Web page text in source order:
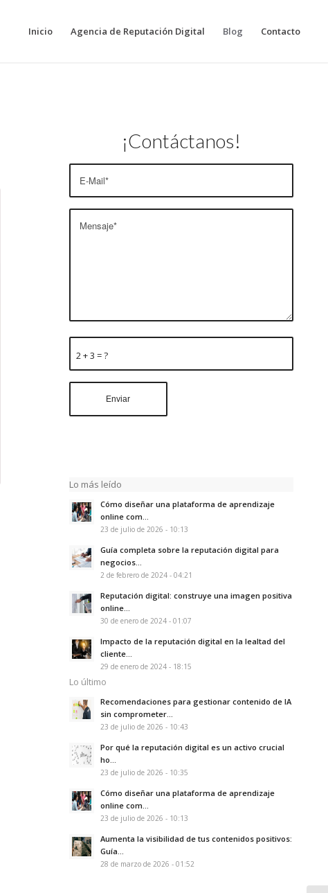
Inicio Agencia de Reputación Digital Blog Contacto
¡Contáctanos!
2 + 3 = ?
Lo más leído
Cómo diseñar una plataforma de aprendizaje
online com...
23 de julio de 2026 - 10:13
Guía completa sobre la reputación digital para
negocios...
2 de febrero de 2024 - 04:21
Reputación digital: construye una imagen positiva
online...
30 de enero de 2024 - 01:07
Impacto de la reputación digital en la lealtad del
cliente...
29 de enero de 2024 - 18:15
Lo último
Recomendaciones para gestionar contenido de IA
sin comprometer...
23 de julio de 2026 - 10:43
Por qué la reputación digital es un activo crucial
ho...
23 de julio de 2026 - 10:35
Cómo diseñar una plataforma de aprendizaje
online com...
23 de julio de 2026 - 10:13
Aumenta la visibilidad de tus contenidos positivos:
Guía...
28 de marzo de 2026 - 01:52